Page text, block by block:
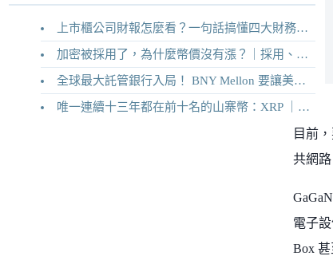
上市櫃公司財報怎麼看？一句話搞懂四大財務報表
加密被採用了，為什麼幣價沒有漲？｜採用、收入與代幣價值捕獲
全球最大託管銀行入局！ BNY Mellon 要讓美債交易 24/7 不打烊
唯一連續十三年都在前十名的山寨幣：XRP ｜Ripple 2026 介紹
目前
共網
電子
Box